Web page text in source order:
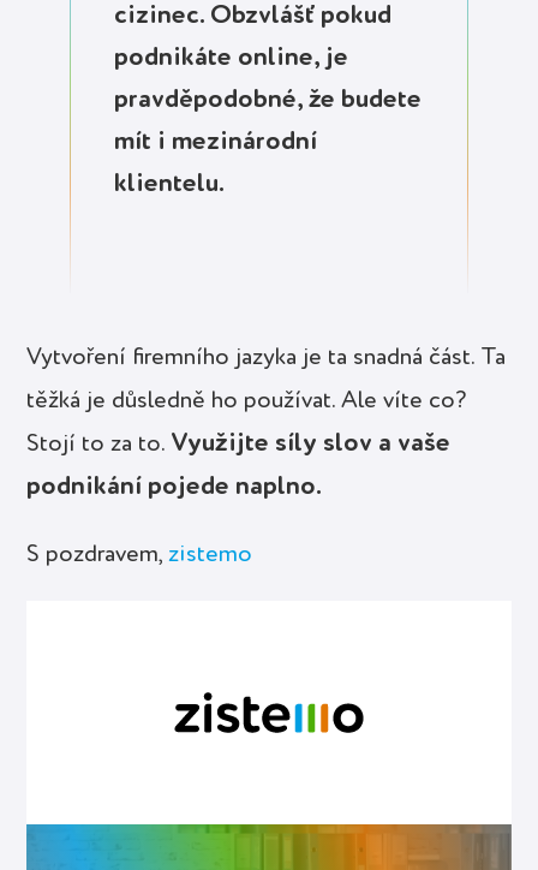
cizinec. Obzvlášť pokud
podnikáte online, je
pravděpodobné, že budete
mít i mezinárodní
klientelu.
Vytvoření firemního jazyka je ta snadná část. Ta
těžká je důsledně ho používat. Ale víte co?
Stojí to za to. Využijte síly slov a vaše
podnikání pojede naplno.
S pozdravem,zistemo